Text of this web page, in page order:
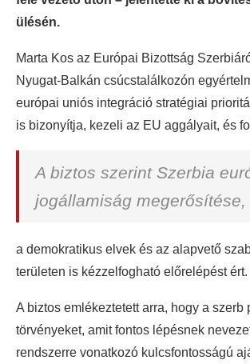
ülésén.
Marta Kos az Európai Bizottság
Nyugat-Balkán csúcstalálkozón
európai uniós integráció stratégiai
is bizonyítja, kezeli az EU aggályait, és
A biztos szerint Szerbia
jogállamiság megerősítése,
a demokratikus elvek és az alapvető
területen is kézzelfogható előrelépést ért.
A biztos emlékeztetett arra, hogy a
törvényeket, amit fontos lépésnek
rendszerre vonatkozó kulcsfontosságú